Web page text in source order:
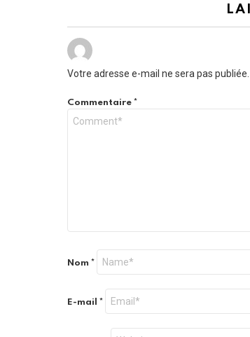
Votre adresse e-mail ne sera pas publiée.
Commentaire *
Nom *
E-mail *